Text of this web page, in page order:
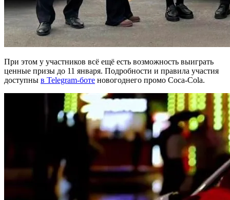
При этом у участников всё ещё есть возможность выиграть
ценные призы до 11 января. Подробности и правила участия
доступны в Telegram-боте новогоднего промо Coca-Cola.